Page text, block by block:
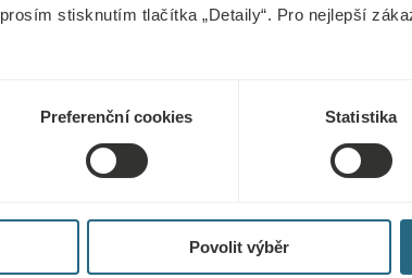
stisknutím tlačítka „Detaily“. Pro nejlepší
Preferenční cookies Statistika
Povolit výběr
Rezervace
slevy, výhody nebo chcete jen dostávat aktuální